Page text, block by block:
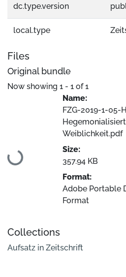
dc.type.version
local.type
Files
Original bundle
Now showing 1 - 1 of 1
Loading...
Name:
FZG-2019-1-05-
Weiblichkeit.pdf
Size:
357.94 KB
Format:
Adobe Portable
Format
Collections
Aufsatz in Zeitschrift